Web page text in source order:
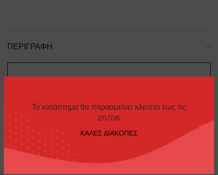
Το κατάστημα θα παρααμείνει κλειστό έως τις
20/08
ΚΑΛΕΣ ΔΙΑΚΟΠΕΣ
ΠΕΡΙΓΡΑΦΉ
Model B GT Coupe